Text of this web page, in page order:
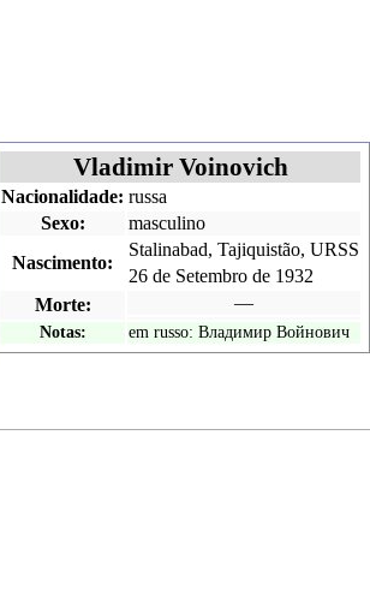
Vladimir Voinovich
Nacionalidade: russa
Sexo:
masculino
Nascimento:
Stalinabad, Tajiquistão, URSS
26 de Setembro de 1932
Morte:
—
Notas: em russo: Владимир Войнович